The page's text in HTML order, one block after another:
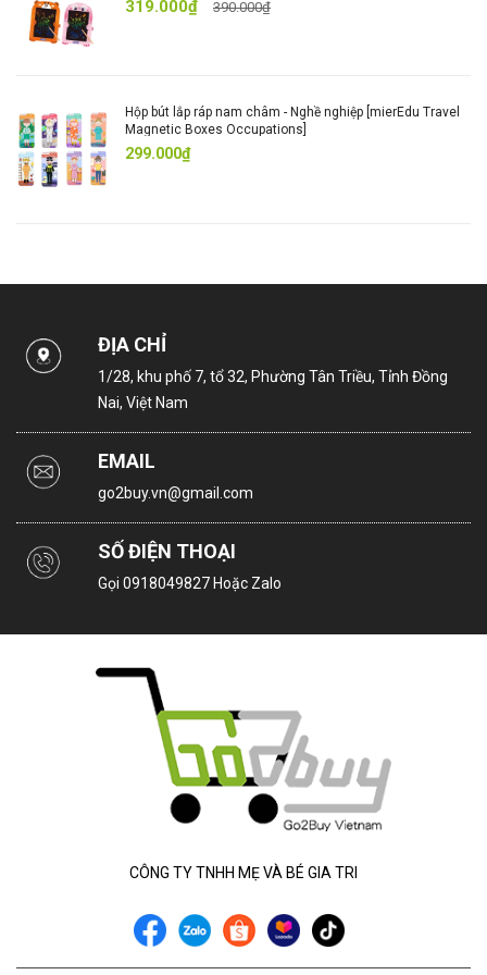
319.000₫ 390.000₫
Hộp bút lắp ráp nam châm - Nghề nghiệp [mierEdu Travel
Magnetic Boxes Occupations]
299.000₫
ĐỊA CHỈ
1/28, khu phố 7, tổ 32, Phường Tân Triều, Tỉnh Đồng
Nai, Việt Nam
EMAIL
go2buy.vn@gmail.com
SỐ ĐIỆN THOẠI
Gọi 0918049827 Hoặc Zalo
CÔNG TY TNHH MẸ VÀ BÉ GIA TRI